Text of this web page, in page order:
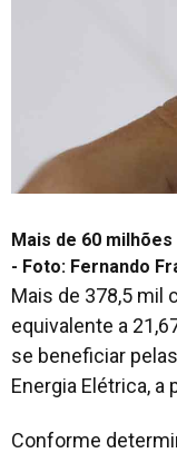
Mais de 60
- Foto: Fernando
Mais de 378,5 mil
equivalente a
se beneficiar
Energia Elétrica, a
Conforme